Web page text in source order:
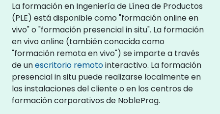
La formación en Ingeniería de Línea de Productos
(PLE) está disponible como "formación online en
vivo" o "formación presencial in situ". La formación
en vivo online (también conocida como
"formación remota en vivo") se imparte a través
de unescritorio remotointeractivo. La formación
presencial in situ puede realizarse localmente en
las instalaciones del cliente o en los centros de
formación corporativos de NobleProg.